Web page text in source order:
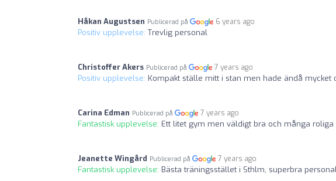
Håkan Augustsen Publicerad på 6 years ago
Positiv upplevelse: Trevlig personal
Christoffer Akers Publicerad på 7 years ago
Positiv upplevelse: Kompakt ställe mitt i stan men hade ändå mycket
Carina Edman Publicerad på 7 years ago
Fantastisk upplevelse: Ett litet gym men väldigt bra och många roliga
Jeanette Wingård Publicerad på 7 years ago
Fantastisk upplevelse: Bästa träningsstället i Sthlm, superbra